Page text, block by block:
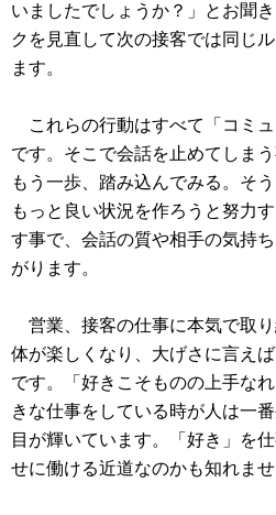
いましたでしょうか？」とお聞
クを見直して次の接客では同じ
ます。
これらの行動はすべて「コミュ
です。そこで会話を止めてしま
もう一歩、踏み込んでみる。そ
もっと良い状況を作ろうと努力
す事で、会話の質や相手の気持
がります。
営業、接客の仕事に本気で取
体が楽しくなり、大げさに言え
です。「好きこそものの上手な
きな仕事をしている時が人は一
目が輝いています。「好き」を
せに働ける近道なのかも知れませ